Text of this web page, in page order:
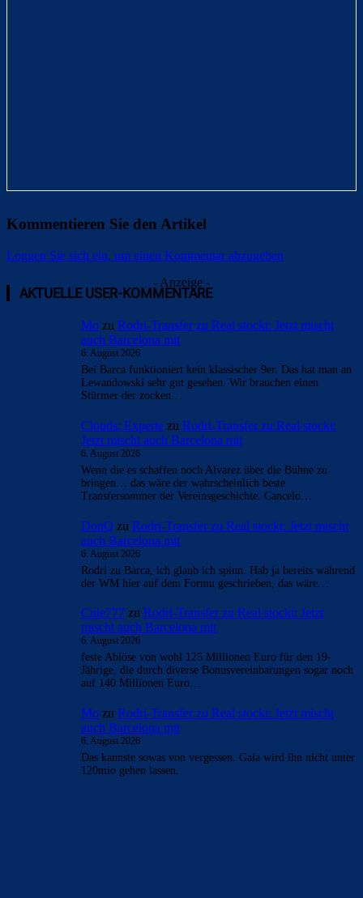
Kommentieren Sie den Artikel
Loggen Sie sich ein, um einen Kommentar abzugeben
- Anzeige -
AKTUELLE USER-KOMMENTARE
Mo zu Rodri-Transfer zu Real stockt: Jetzt mischt
auch Barcelona mit
6. August 2026
Bei Barca funktioniert kein klassischer 9er. Das hat man an
Lewandowski sehr gut gesehen. Wir brauchen einen
Stürmer der zocken…
Clouds: Experte zu Rodri-Transfer zu Real stockt:
Jetzt mischt auch Barcelona mit
6. August 2026
Wenn die es schaffen noch Alvarez über die Bühne zu
bringen… das wäre der wahrscheinlich beste
Transfersommer der Vereinsgeschichte. Cancelo…
DonQ zu Rodri-Transfer zu Real stockt: Jetzt mischt
auch Barcelona mit
6. August 2026
Rodri zu Barca, ich glaub ich spinn. Hab ja bereits während
der WM hier auf dem Formu geschrieben, das wäre…
Cule777 zu Rodri-Transfer zu Real stockt: Jetzt
mischt auch Barcelona mit
6. August 2026
feste Ablöse von wohl 125 Millionen Euro für den 19-
Jährige, die durch diverse Bonusvereinbarungen sogar noch
auf 140 Millionen Euro…
Mo zu Rodri-Transfer zu Real stockt: Jetzt mischt
auch Barcelona mit
6. August 2026
Das kannste sowas von vergessen. Gala wird ihn nicht unter
120mio gehen lassen.